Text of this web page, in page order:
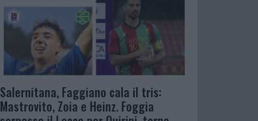
Salernitana, Faggiano cala il tris:
Mastrovito, Zoia e Heinz. Foggia